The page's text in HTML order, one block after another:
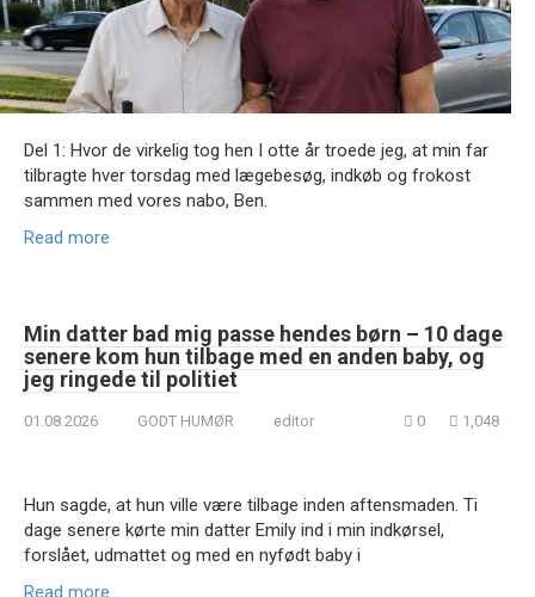
Del 1: Hvor de virkelig tog hen I otte år troede jeg, at min far
tilbragte hver torsdag med lægebesøg, indkøb og frokost
sammen med vores nabo, Ben.
Read more
Min datter bad mig passe hendes børn – 10 dage
senere kom hun tilbage med en anden baby, og
jeg ringede til politiet
01.08.2026 GODT HUMØR editor 0 1,048
Hun sagde, at hun ville være tilbage inden aftensmaden. Ti
dage senere kørte min datter Emily ind i min indkørsel,
forslået, udmattet og med en nyfødt baby i